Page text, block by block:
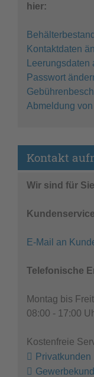
hier:
Kontaktdaten
Passwort
Abmeldung
Kontakt
Wir sind für
E-Mail an
Telefonische
Montag bis
08:00 - 17:00
Kostenfreie